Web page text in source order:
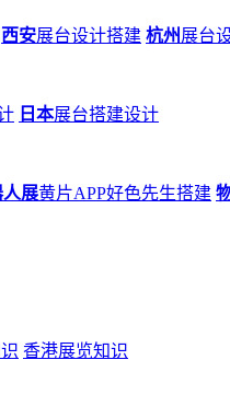
西安展台设计搭建 杭州展台
日本展台搭建设计
展黄片APP好色先生搭建
香港展览知识